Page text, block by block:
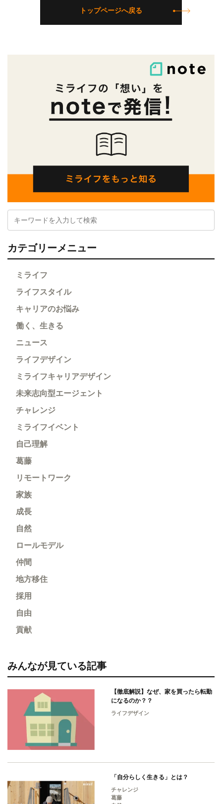
トップページへ戻る
カテゴリーメニュー
ミライフ
ライフスタイル
キャリアのお悩み
働く、生きる
ニュース
ライフデザイン
ミライフキャリアデザイン
未来志向型エージェント
チャレンジ
ミライフイベント
自己理解
葛藤
リモートワーク
家族
成長
自然
ロールモデル
仲間
地方移住
採用
自由
貢献
みんなが見ている記事
【徹底解説】なぜ、家を買ったら転勤
になるのか？？
ライフデザイン
「自分らしく生きる」とは？
チャレンジ
葛藤